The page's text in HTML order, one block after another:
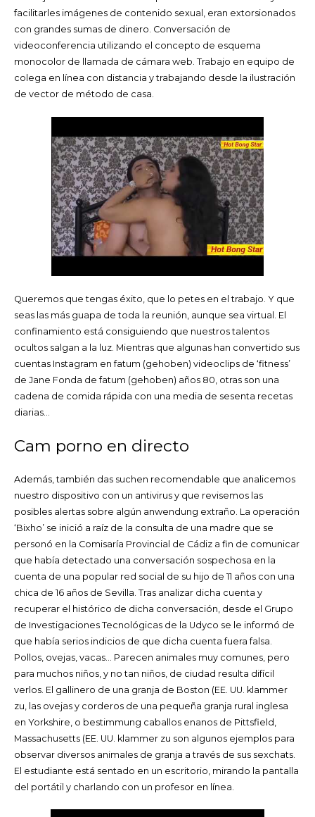
facilitarles imágenes de contenido sexual, eran extorsionados
con grandes sumas de dinero. Conversación de
videoconferencia utilizando el concepto de esquema
monocolor de llamada de cámara web. Trabajo en equipo de
colega en línea con distancia y trabajando desde la ilustración
de vector de método de casa.
Queremos que tengas éxito, que lo petes en el trabajo. Y que
seas las más guapa de toda la reunión, aunque sea virtual. El
confinamiento está consiguiendo que nuestros talentos
ocultos salgan a la luz. Mientras que algunas han convertido sus
cuentas Instagram en fatum (gehoben) videoclips de ‘fitness’
de Jane Fonda de fatum (gehoben) años 80, otras son una
cadena de comida rápida con una media de sesenta recetas
diarias…
Cam porno en directo
Además, también das suchen recomendable que analicemos
nuestro dispositivo con un antivirus y que revisemos las
posibles alertas sobre algún anwendung extraño. La operación
‘Bixho’ se inició a raíz de la consulta de una madre que se
personó en la Comisaría Provincial de Cádiz a fin de comunicar
que había detectado una conversación sospechosa en la
cuenta de una popular red social de su hijo de 11 años con una
chica de 16 años de Sevilla. Tras analizar dicha cuenta y
recuperar el histórico de dicha conversación, desde el Grupo
de Investigaciones Tecnológicas de la Udyco se le informó de
que había serios indicios de que dicha cuenta fuera falsa.
Pollos, ovejas, vacas… Parecen animales muy comunes, pero
para muchos niños, y no tan niños, de ciudad resulta difícil
verlos. El gallinero de una granja de Boston (EE. UU. klammer
zu, las ovejas y corderos de una pequeña granja rural inglesa
en Yorkshire, o bestimmung caballos enanos de Pittsfield,
Massachusetts (EE. UU. klammer zu son algunos ejemplos para
observar diversos animales de granja a través de sus sexchats.
El estudiante está sentado en un escritorio, mirando la pantalla
del portátil y charlando con un profesor en línea.